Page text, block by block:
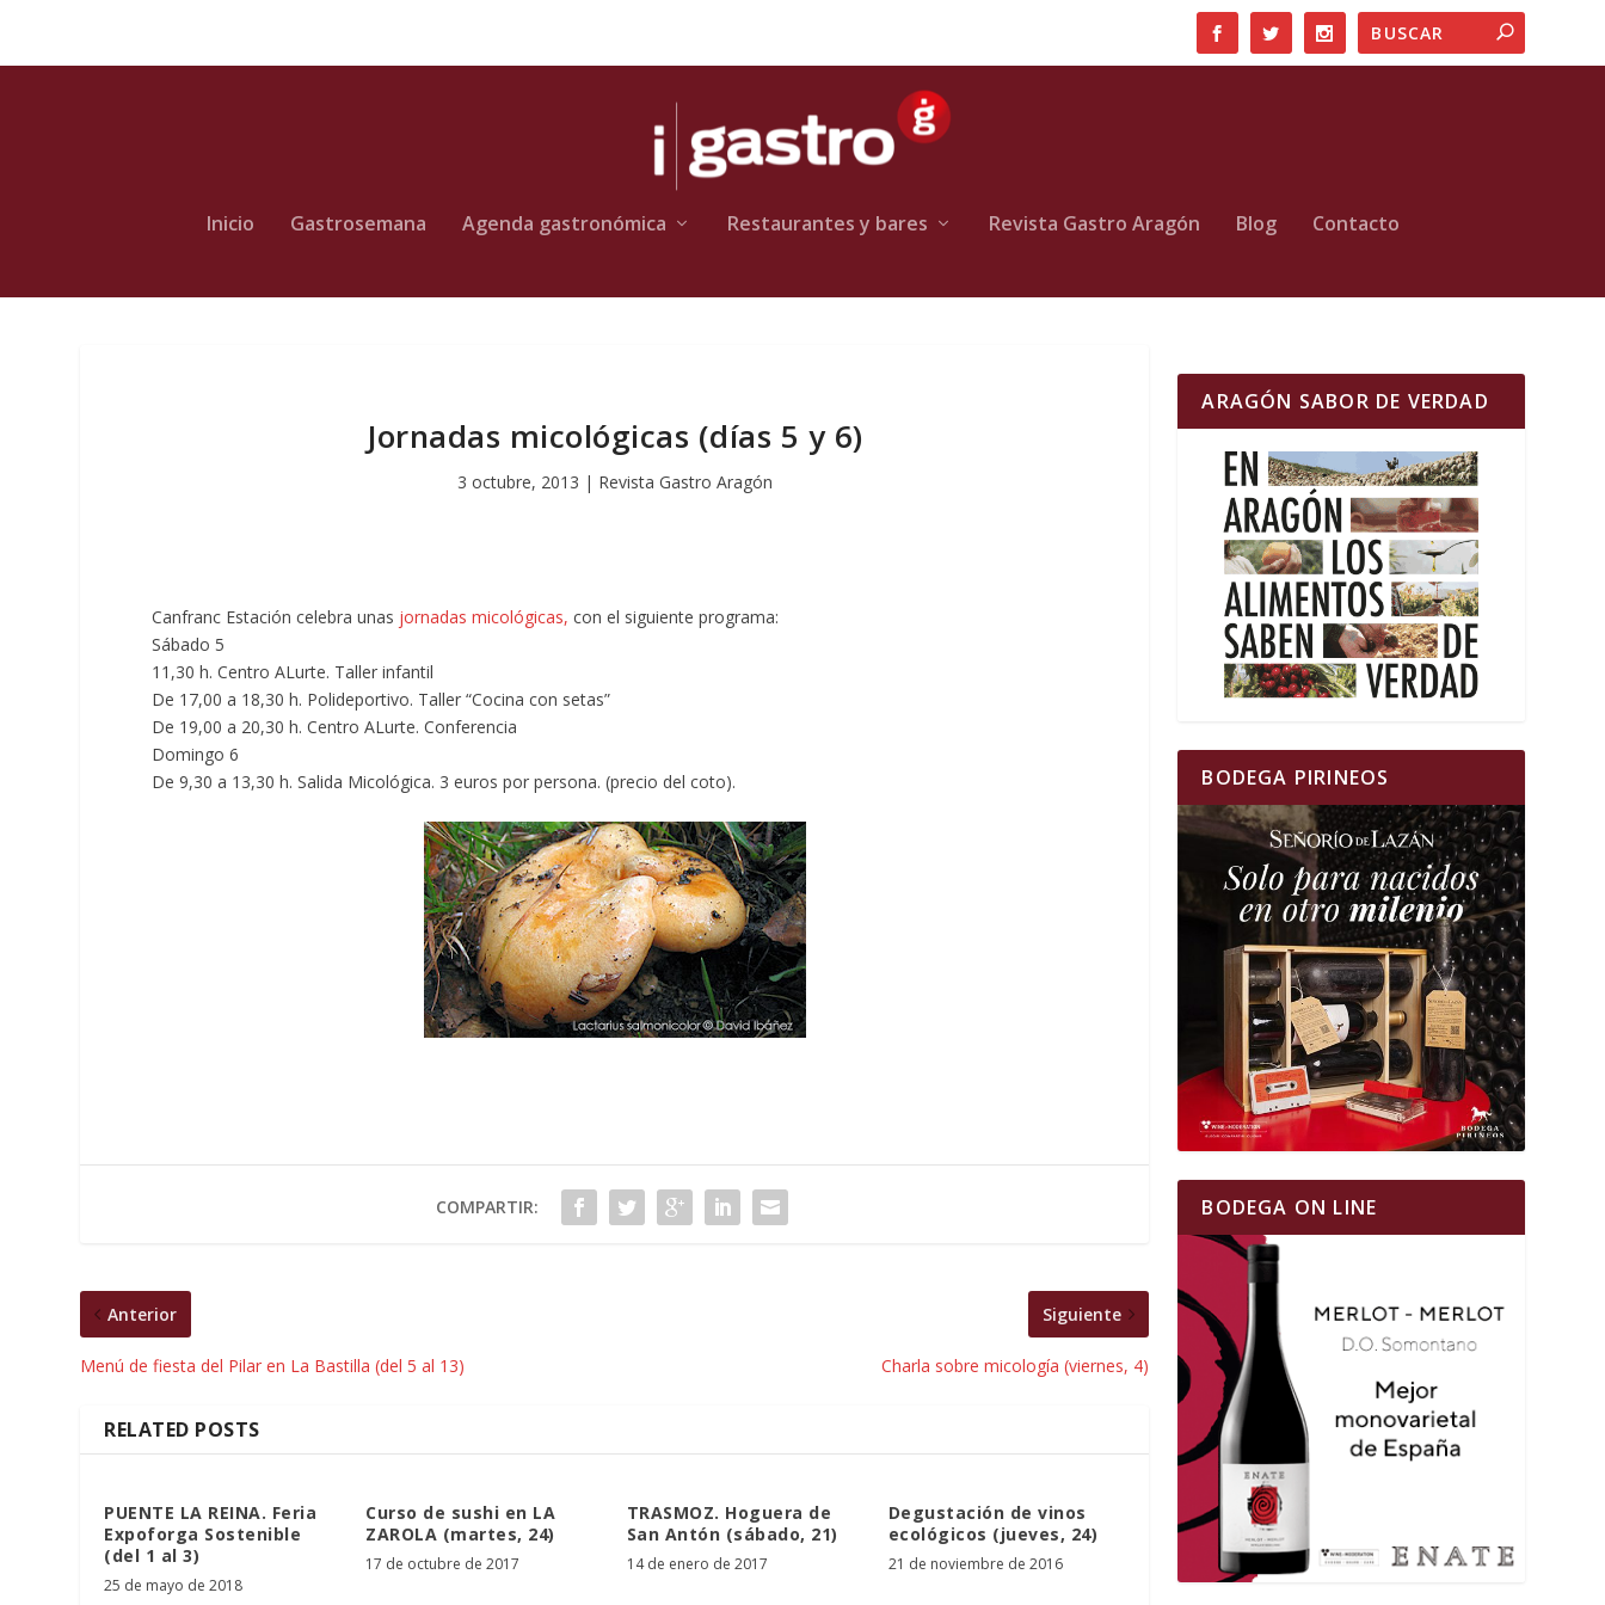
Inicio Gastrosemana Agenda gastronómica Restaurantes y bares Revista Gastro Aragón Blog Contacto
Jornadas micológicas (días 5 y 6)
3 octubre, 2013 | Revista Gastro Aragón
Canfranc Estación celebra unas jornadas micológicas, con el siguiente programa:
Sábado 5
11,30 h. Centro ALurte. Taller infantil
De 17,00 a 18,30 h. Polideportivo. Taller “Cocina con setas”
De 19,00 a 20,30 h. Centro ALurte. Conferencia
Domingo 6
De 9,30 a 13,30 h. Salida Micológica. 3 euros por persona. (precio del coto).
COMPARTIR:
Anterior
Menú de fiesta del Pilar en La Bastilla (del 5 al 13)
Siguiente
Charla sobre micología (viernes, 4)
RELATED POSTS
PUENTE LA REINA. Feria
Expoforga Sostenible
(del 1 al 3)
25 de mayo de 2018
Curso de sushi en LA
ZAROLA (martes, 24)
17 de octubre de 2017
TRASMOZ. Hoguera de
San Antón (sábado, 21)
14 de enero de 2017
Degustación de vinos
ecológicos (jueves, 24)
21 de noviembre de 2016
ARAGÓN SABOR DE VERDAD
BODEGA PIRINEOS
BODEGA ON LINE